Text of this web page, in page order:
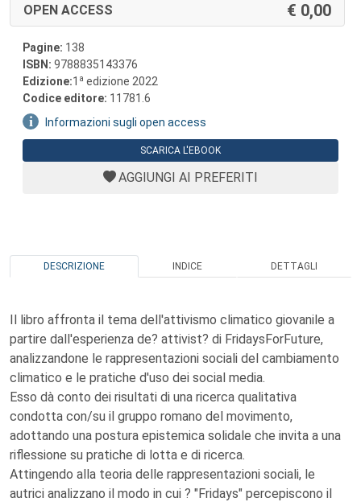
OPEN ACCESS 0,00
Pagine: 138
ISBN: 9788835143376
Edizione:1 a edizione 2022
Codice editore: 11781.6
Informazioni sugli open access
SCARICA L'EBOOK
AGGIUNGI AI PREFERITI
DESCRIZIONE INDICE DETTAGLI
Il libro affronta il tema dell'attivismo climatico giovanile a
partire dall'esperienza de? attivist? di FridaysForFuture,
analizzandone le rappresentazioni sociali del cambiamento
climatico e le pratiche d'uso dei social media.
Esso dà conto dei risultati di una ricerca qualitativa
condotta con/su il gruppo romano del movimento,
adottando una postura epistemica solidale che invita a una
riflessione su pratiche di lotta e di ricerca.
Attingendo alla teoria delle rappresentazioni sociali, le
autrici analizzano il modo in cui ? "Fridays" percepiscono il